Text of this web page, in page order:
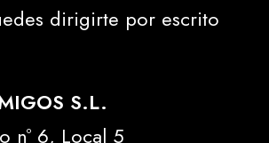
dirigirte por escrito
S.L.
nº 6, Local 5